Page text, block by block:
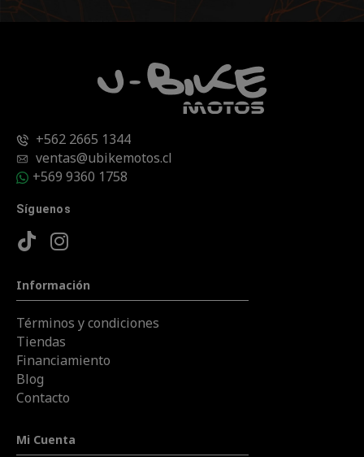
+562 2665 1344
ventas@ubikemotos.cl
+569 9360 1758
Síguenos
Información
Términos y condiciones
Tiendas
Financiamiento
Blog
Contacto
Mi Cuenta